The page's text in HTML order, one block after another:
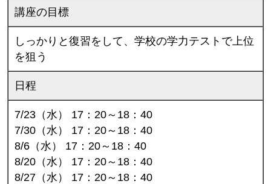
講座の目標
しっかりと復習をして、学校の学力テストで上位
を狙う
日程
7/23（水） 17：20～18：40
7/30（水） 17：20～18：40
8/6（水） 17：20～18：40
8/20（水） 17：20～18：40
8/27（水） 17：20～18：40